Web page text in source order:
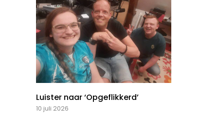
Luister naar ‘Opgeflikkerd’
10 juli 2026